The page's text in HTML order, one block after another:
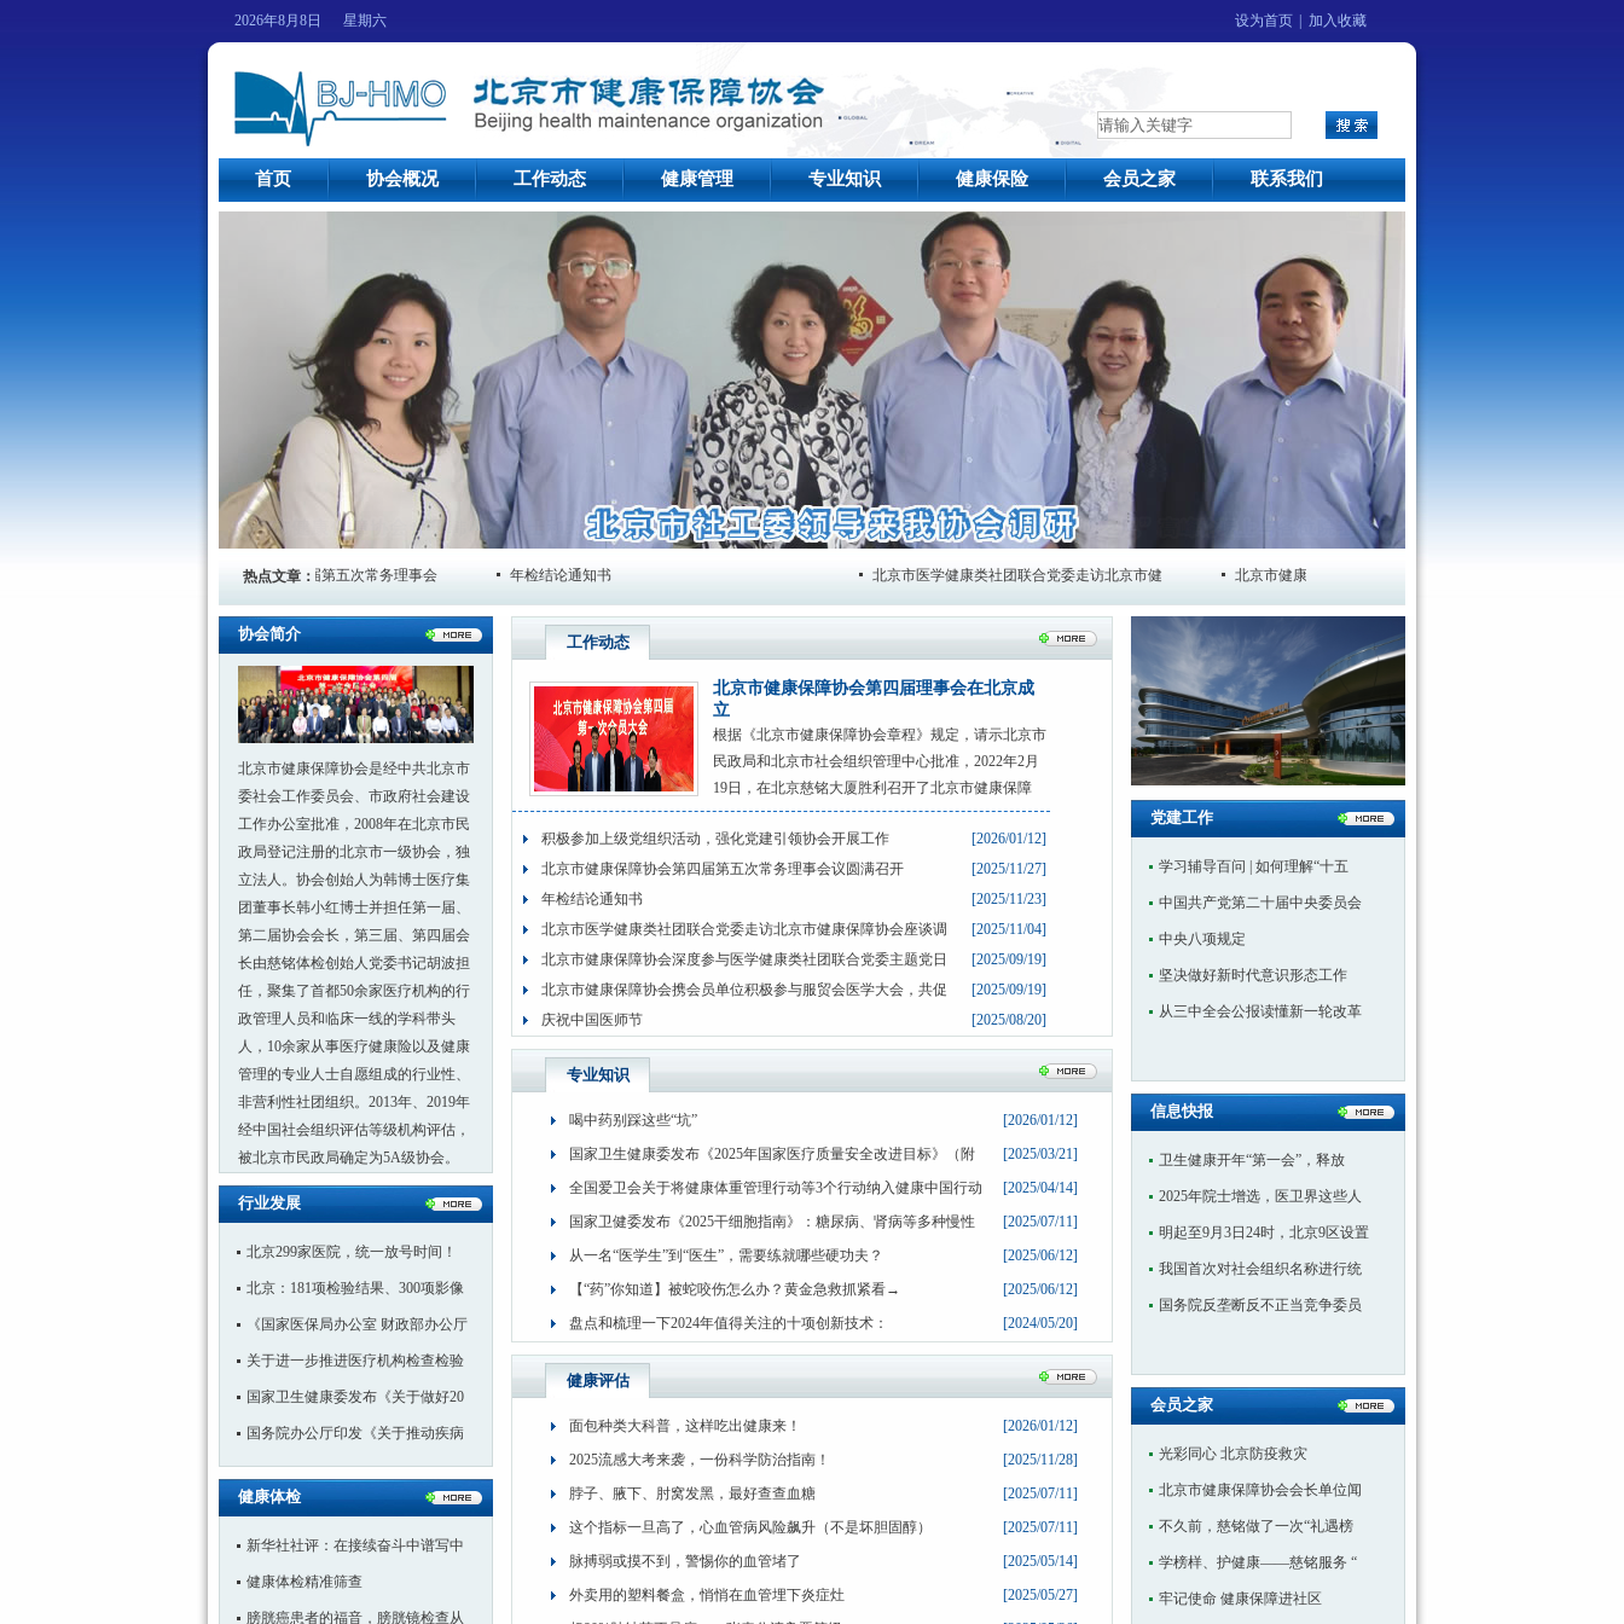
2026年8月8日 星期六 设为首页 加入收藏
首页 协会概况 工作动态 健康管理 专业知识 健康保险 会员之家 联系我们
热点文章：
北京市健康保障协会第四届第五次常务理事会 年检结论通知书 北京市医学健康类社团联合党委走访北京市健 北京市健康保障协会深度参与医学健康类社团
协会简介
北京市健康保障协会是经中共北京市
委社会工作委员会、市政府社会建设
工作办公室批准，2008年在北京市民
政局登记注册的北京市一级协会，独
立法人。协会创始人为韩博士医疗集
团董事长韩小红博士并担任第一届、
第二届协会会长，第三届、第四届会
长由慈铭体检创始人党委书记胡波担
任，聚集了首都50余家医疗机构的行
政管理人员和临床一线的学科带头
人，10余家从事医疗健康险以及健康
管理的专业人士自愿组成的行业性、
非营利性社团组织。2013年、2019年
经中国社会组织评估等级机构评估，
被北京市民政局确定为5A级协会。
行业发展
北京299家医院，统一放号时间！
北京：181项检验结果、300项影像
《国家医保局办公室 财政部办公厅
关于进一步推进医疗机构检查检验
国家卫生健康委发布《关于做好20
国务院办公厅印发《关于推动疾病
健康体检
新华社社评：在接续奋斗中谱写中
健康体检精准筛查
膀胱癌患者的福音，膀胱镜检查从
工作动态
北京市健康保障协会第四届理事会在北京成
立
根据《北京市健康保障协会章程》规定，请示北京市
民政局和北京市社会组织管理中心批准，2022年2月
19日，在北京慈铭大厦胜利召开了北京市健康保障
积极参加上级党组织活动，强化党建引领协会开展工作
[2026/01/12]
北京市健康保障协会第四届第五次常务理事会议圆满召开
[2025/11/27]
年检结论通知书
[2025/11/23]
北京市医学健康类社团联合党委走访北京市健康保障协会座谈调
[2025/11/04]
北京市健康保障协会深度参与医学健康类社团联合党委主题党日
[2025/09/19]
北京市健康保障协会携会员单位积极参与服贸会医学大会，共促
[2025/09/19]
庆祝中国医师节
[2025/08/20]
专业知识
喝中药别踩这些“坑”
[2026/01/12]
国家卫生健康委发布《2025年国家医疗质量安全改进目标》（附
[2025/03/21]
全国爱卫会关于将健康体重管理行动等3个行动纳入健康中国行动
[2025/04/14]
国家卫健委发布《2025干细胞指南》：糖尿病、肾病等多种慢性
[2025/07/11]
从一名“医学生”到“医生”，需要练就哪些硬功夫？
[2025/06/12]
【“药”你知道】被蛇咬伤怎么办？黄金急救抓紧看→
[2025/06/12]
盘点和梳理一下2024年值得关注的十项创新技术：
[2024/05/20]
健康评估
面包种类大科普，这样吃出健康来！
[2026/01/12]
2025流感大考来袭，一份科学防治指南！
[2025/11/28]
脖子、腋下、肘窝发黑，最好查查血糖
[2025/07/11]
这个指标一旦高了，心血管病风险飙升（不是坏胆固醇）
[2025/07/11]
脉搏弱或摸不到，警惕你的血管堵了
[2025/05/14]
外卖用的塑料餐盒，悄悄在血管埋下炎症灶
[2025/05/27]
党建工作
学习辅导百问 | 如何理解“十五
中国共产党第二十届中央委员会
中央八项规定
坚决做好新时代意识形态工作
从三中全会公报读懂新一轮改革
信息快报
卫生健康开年“第一会”，释放
2025年院士增选，医卫界这些人
明起至9月3日24时，北京9区设置
我国首次对社会组织名称进行统
国务院反垄断反不正当竞争委员
会员之家
光彩同心 北京防疫救灾
北京市健康保障协会会长单位闻
不久前，慈铭做了一次“礼遇榜
学榜样、护健康——慈铭服务 “
牢记使命 健康保障进社区